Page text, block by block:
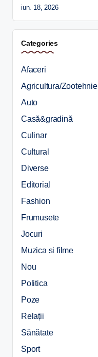
iun. 18, 2026
Categories
Afaceri
Agricultura/Zootehnie
Auto
Casă&gradină
Culinar
Cultural
Diverse
Editorial
Fashion
Frumusete
Jocuri
Muzica si filme
Nou
Politica
Poze
Relații
Sănătate
Sport